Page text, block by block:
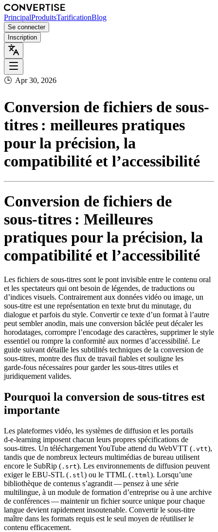
PrincipalProduitsTarificationBlog
Se connecter
Inscription
🕒 Apr 30, 2026
Conversion de fichiers de sous-
titres : meilleures pratiques
pour la précision, la
compatibilité et l’accessibilité
Conversion de fichiers de
sous‑titres : Meilleures
pratiques pour la précision, la
compatibilité et l’accessibilité
Les fichiers de sous‑titres sont le pont invisible entre le contenu oral
et les spectateurs qui ont besoin de légendes, de traductions ou
d’indices visuels. Contrairement aux données vidéo ou image, un
sous‑titre est une représentation en texte brut du minutage, du
dialogue et parfois du style. Convertir ce texte d’un format à l’autre
peut sembler anodin, mais une conversion bâclée peut décaler les
horodatages, corrompre l’encodage des caractères, supprimer le style
essentiel ou rompre la conformité aux normes d’accessibilité. Le
guide suivant détaille les subtilités techniques de la conversion de
sous‑titres, montre des flux de travail fiables et souligne les
garde‑fous nécessaires pour garder les sous‑titres utiles et
juridiquement valides.
Pourquoi la conversion de sous‑titres est
importante
Les plateformes vidéo, les systèmes de diffusion et les portails
d‑e‑learning imposent chacun leurs propres spécifications de
sous‑titres. Un téléchargement YouTube attend du WebVTT ( .vtt),
tandis que de nombreux lecteurs multimédias de bureau utilisent
encore le SubRip ( .srt). Les environnements de diffusion peuvent
exiger le EBU‑STL ( .stl ) ou le TTML ( .ttml ). Lorsqu’une
bibliothèque de contenus s’agrandit — pensez à une série
multilingue, à un module de formation d’entreprise ou à une archive
de conférences — maintenir un fichier source unique pour chaque
langue devient rapidement insoutenable. Convertir le sous‑titre
maître dans les formats requis est le seul moyen de réutiliser le
contenu efficacement.